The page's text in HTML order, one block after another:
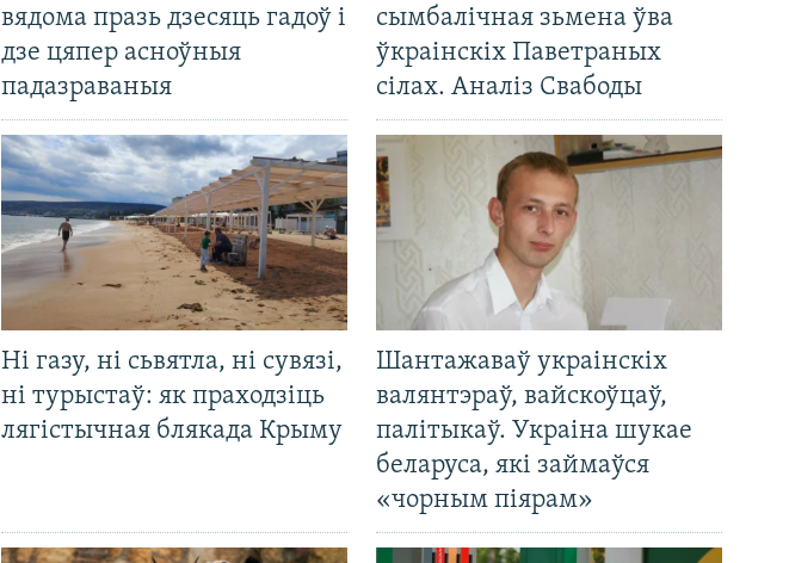
вядома празь дзесяць гадоў і
дзе цяпер асноўныя
падазраваныя
сымбалічная зьмена ўва
ўкраінскіх Паветраных
сілах. Аналіз Свабоды
Ні газу, ні сьвятла, ні сувязі,
ні турыстаў: як праходзіць
лягістычная блякада Крыму
Шантажаваў украінскіх
валянтэраў, вайскоўцаў,
палітыкаў. Украіна шукае
беларуса, які займаўся
«чорным піярам»